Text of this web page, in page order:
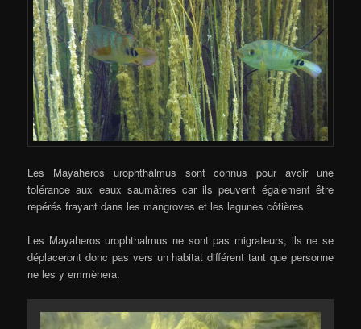
Les Mayaheros urophthalmus sont connus pour avoir une
tolérance aux eaux saumâtres car ils peuvent également être
repérés frayant dans les mangroves et les lagunes côtières.
Les Mayaheros urophthalmus ne sont pas migrateurs, ils ne se
déplaceront donc pas vers un habitat différent tant que personne
ne les y emmènera.